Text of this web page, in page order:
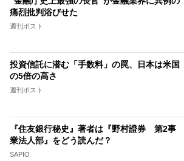
痛烈批判浴びせた
週刊ポスト
投資信託に潜む「手数料」の罠、日本は米国
の5倍の高さ
週刊ポスト
『住友銀行秘史』著者は『野村證券 第2事
業法人部』をどう読んだ？
SAPIO